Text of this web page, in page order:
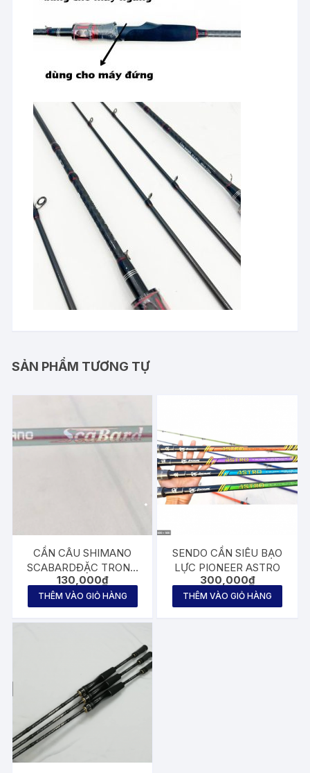
SẢN PHẨM TƯƠNG TỰ
CẦN CÂU SHIMANO
SCABARDĐẶC TRONG
CÓ TIM CHỈ ĐỎ
130,000₫
THÊM VÀO GIỎ HÀNG
SENDO CẦN SIÊU BẠO
LỰC PIONEER ASTRO
300,000₫
THÊM VÀO GIỎ HÀNG